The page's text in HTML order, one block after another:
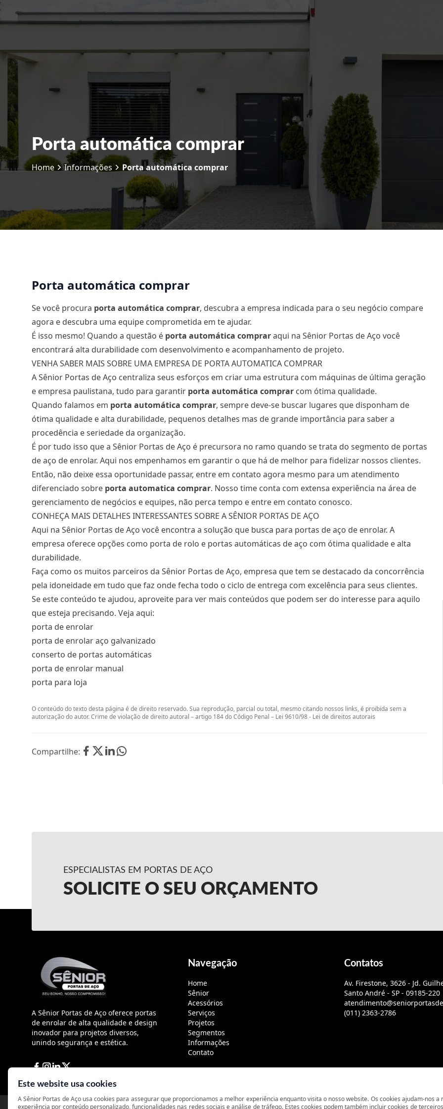
Este website usa cookies
A Sênior Portas de Aço usa cookies para assegurar que proporcionamos a melhor experiência enquanto visita o nosso website. Os cookies ajudam-nos
experiência por conteúdo personalizado, funcionalidades nas redes sociais e análise de tráfego. Estes cookies podem também incluir cookies de
Porta automática comprar
Home Informações Porta automática comprar
Porta automática comprar
Se você procura porta automática comprar, descubra a empresa indicada para o seu negócio compare
agora e descubra uma equipe comprometida em te ajudar.
É isso mesmo! Quando a questão é porta automática compraraqui na Sênior Portas de Aço você
encontrará alta durabilidade com desenvolvimento e acompanhamento de projeto.
VENHA SABER MAIS SOBRE UMA EMPRESA DE PORTA AUTOMATICA COMPRAR
A Sênior Portas de Aço centraliza seus esforços em criar uma estrutura com máquinas de última geração
e empresa paulistana, tudo para garantir porta automática comprar com ótima qualidade.
Quando falamos em porta automática comprar, sempre deve-se buscar lugares que disponham de
ótima qualidade e alta durabilidade, pequenos detalhes mas de grande importância para saber a
procedência e seriedade da organização.
É por tudo isso que a Sênior Portas de Aço é precursora no ramo quando se trata do segmento de portas
de aço de enrolar. Aqui nos empenhamos em garantir o que há de melhor para fidelizar nossos clientes.
Então, não deixe essa oportunidade passar, entre em contato agora mesmo para um atendimento
diferenciado sobre porta automatica comprar. Nosso time conta com extensa experiência na área de
gerenciamento de negócios e equipes, não perca tempo e entre em contato conosco.
CONHEÇA MAIS DETALHES INTERESSANTES SOBRE A SÊNIOR PORTAS DE AÇO
Aqui na Sênior Portas de Aço você encontra a solução que busca para portas de aço de enrolar. A
empresa oferece opções como porta de rolo e portas automáticas de aço com ótima qualidade e alta
durabilidade.
Faça como os muitos parceiros da Sênior Portas de Aço, empresa que tem se destacado da concorrência
pela idoneidade em tudo que faz onde fecha todo o ciclo de entrega com excelência para seus clientes.
Se este conteúdo te ajudou, aproveite para ver mais conteúdos que podem ser do interesse para aquilo
que esteja precisando. Veja aqui:
porta de enrolar
porta de enrolar aço galvanizado
conserto de portas automáticas
porta de enrolar manual
porta para loja
O conteúdo do texto desta página é de direito reservado. Sua reprodução, parcial ou total, mesmo citando nossos links, é proibida sem a
autorização do autor. Crime de violação de direito autoral – artigo 184 do Código Penal – Lei 9610/98 - Lei de direitos autorais
Compartilhe:
ESPECIALISTAS EM PORTAS DE AÇO
SOLICITE O SEU ORÇAMENTO
A Sênior Portas de Aço oferece portas
de enrolar de alta qualidade e design
inovador para projetos diversos,
unindo segurança e estética.
Facebook
Instagram
Linkedin
Twitter
Navegação
Home
Sênior
Acessórios
Serviços
Projetos
Segmentos
Informações
Contato
Contatos
Av. Firestone, 3626 - Jd.
Santo André - SP - 09185-220
(011) 2363-2786
© 2026 Sênior Portas de Aço. Todos os direitos reservados.